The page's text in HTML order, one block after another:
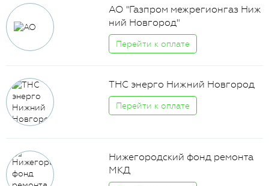
АО "Газпром межрегионгаз Ниж
ний Новгород"
Перейти к оплате
ТНС энерго Нижний Новгород
Перейти к оплате
Нижегородский фонд ремонта
МКД